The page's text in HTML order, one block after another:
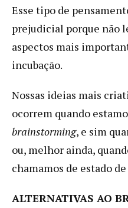
Esse tipo de
prejudicial porque não
aspectos mais
incubação.
Nossas ideias mais
ocorrem quando
brainstorming, e sim
ou, melhor ainda,
chamamos de estado
ALTERNATIVAS AO